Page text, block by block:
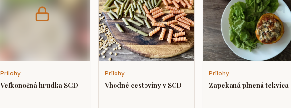
Prílohy
Veľkonočná hrudka SCD
Prílohy
Vhodné cestoviny v SCD
Prílohy
Zapekaná plnená tekvica